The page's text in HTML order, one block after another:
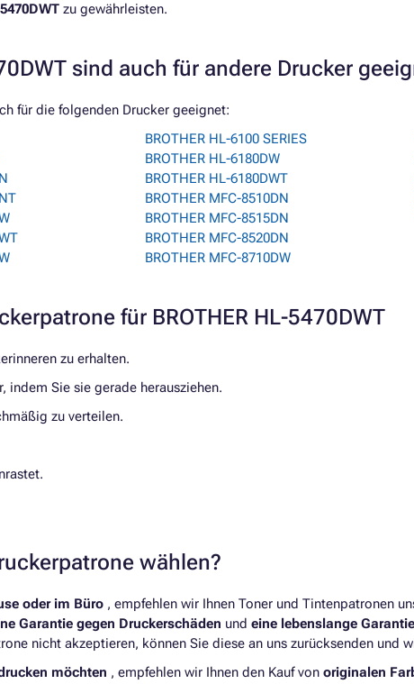
zu gewährleisten.
sind auch für andere Drucker
für die folgenden Drucker geeignet:
BROTHER HL-6100 SERIES
BROTHER HL-6180DW
BROTHER HL-6180DWT
BROTHER MFC-8510DN
BROTHER MFC-8515DN
BROTHER MFC-8520DN
BROTHER MFC-8710DW
für BROTHER HL-5470DWT
zu erhalten.
indem Sie sie gerade herausziehen.
zu verteilen.
wählen?
oder im Büro , empfehlen wir Ihnen Toner und Tintenpatronen
Garantie gegen Druckerschäden und eine lebenslange Garantie
nicht akzeptieren, können Sie diese an uns zurücksenden und
möchten , empfehlen wir Ihnen den Kauf von originalen